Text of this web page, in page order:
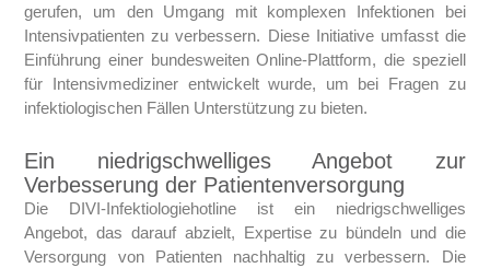
gerufen, um den Umgang mit komplexen Infektionen bei
Intensivpatienten zu verbessern. Diese Initiative umfasst die
Einführung einer bundesweiten Online-Plattform, die speziell
für Intensivmediziner entwickelt wurde, um bei Fragen zu
infektiologischen Fällen Unterstützung zu bieten.
Ein niedrigschwelliges Angebot zur
Verbesserung der Patientenversorgung
Die DIVI-Infektiologiehotline ist ein niedrigschwelliges
Angebot, das darauf abzielt, Expertise zu bündeln und die
Versorgung von Patienten nachhaltig zu verbessern. Die